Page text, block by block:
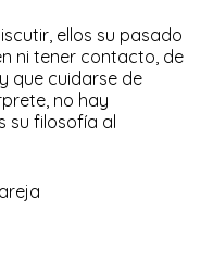
ellos su pasado
ni tener contacto, de
que cuidarse de
no hay
su filosofía al